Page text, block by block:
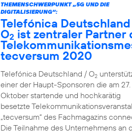
THEMENSCHWERPUNKT „5G UND DIE
DIGITALISIERUNG“:
Telefónica
O2 ist zentraler Partner
tecversum 2020
Telefónica Deutschland / O2
einer der Haupt-Sponsoren die am 27.
Oktober startende und hochkarätig
besetzte
„tecversum“ des Fachmagazins
Die Teilnahme des Unternehmens an